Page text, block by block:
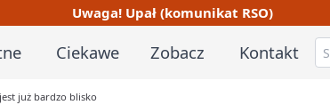
Uwaga! Upał (komunikat RSO)
Ciekawe Zobacz Kontakt
już bardzo blisko